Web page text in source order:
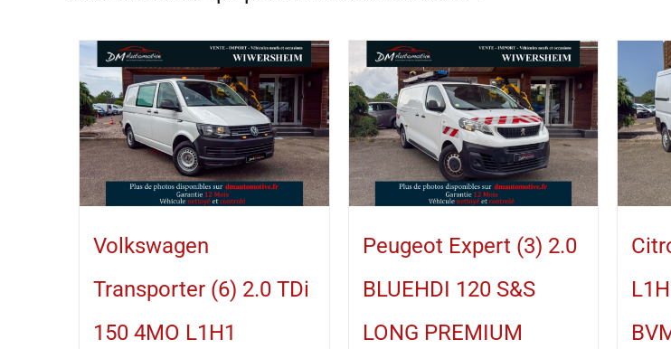
Volkswagen
Transporter (6) 2.0 TDi
150 4MO L1H1
Peugeot Expert (3) 2.0
BLUEHDI 120 S&S
LONG PREMIUM